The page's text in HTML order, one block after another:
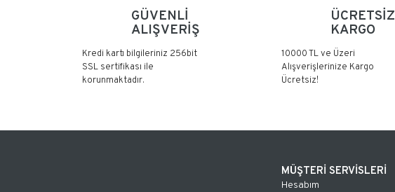
GÜVENLİ
ALIŞVERİŞ
Kredi kartı bilgileriniz 256bit
SSL sertifikası ile
korunmaktadır.
ÜCRETSİZ
KARGO
10000 TL ve Üzeri
Alışverişlerinize Kargo
Ücretsiz!
MÜŞTERİ SERVİSLERİ
Hesabım